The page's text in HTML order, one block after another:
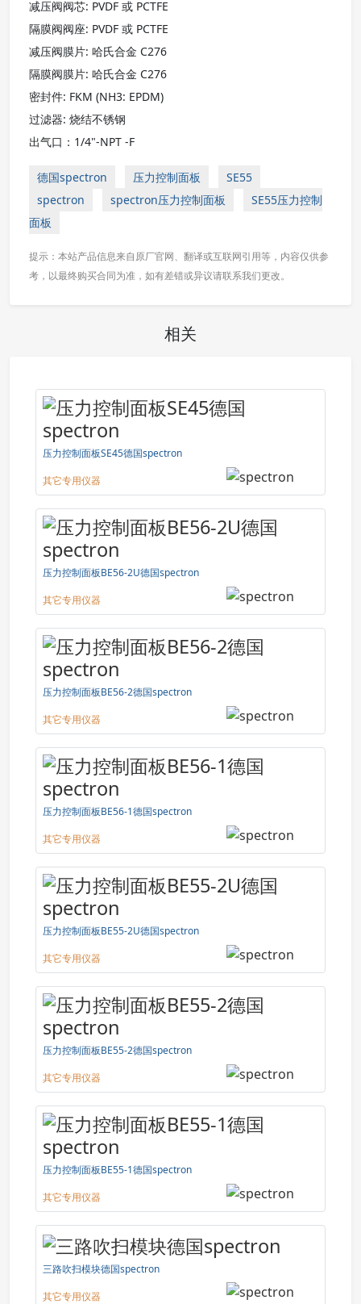
减压阀阀芯: PVDF 或 PCTFE
隔膜阀阀座: PVDF 或 PCTFE
减压阀膜片: 哈氏合金 C276
隔膜阀膜片: 哈氏合金 C276
密封件: FKM (NH3: EPDM)
过滤器: 烧结不锈钢
出气口：1/4"-NPT -F
德国spectron 压力控制面板
SE55
spectron
spectron压力控制面板
SE55压力控制
面板
提示：本站产品信息来自原厂官网、翻译或互联网引用等，内容仅供参
考，以最终购买合同为准，如有差错或异议请联系我们更改。
相关
压力控制面板SE45德国spectron
其它专用仪器
压力控制面板BE56-2U德国spectron
其它专用仪器
压力控制面板BE56-2德国spectron
其它专用仪器
压力控制面板BE56-1德国spectron
其它专用仪器
压力控制面板BE55-2U德国spectron
其它专用仪器
压力控制面板BE55-2德国spectron
其它专用仪器
压力控制面板BE55-1德国spectron
其它专用仪器
三路吹扫模块德国spectron
其它专用仪器